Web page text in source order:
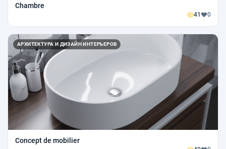
Chambre
41 0
АРХИТЕКТУРА И ДИЗАЙН ИНТЕРЬЕРОВ
Сoncept de mobilier